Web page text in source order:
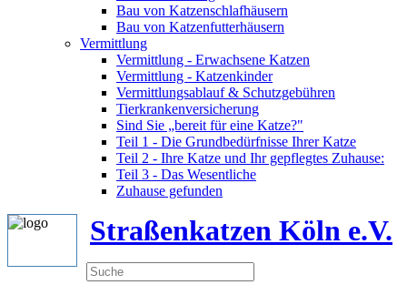
Bau von Katzenschlafhäusern
Bau von Katzenfutterhäusern
Vermittlung
Vermittlung - Erwachsene Katzen
Vermittlung - Katzenkinder
Vermittlungsablauf & Schutzgebühren
Tierkrankenversicherung
Sind Sie „bereit für eine Katze?"
Teil 1 - Die Grundbedürfnisse Ihrer Katze
Teil 2 - Ihre Katze und Ihr gepflegtes Zuhause:
Teil 3 - Das Wesentliche
Zuhause gefunden
Straßenkatzen Köln e.V.